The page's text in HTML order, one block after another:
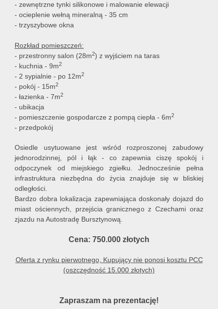
- zewnętrzne tynki silikonowe i malowanie elewacji
- ocieplenie wełną mineralną - 35 cm
- trzyszybowe okna
Rozkład pomieszczeń:
- przestronny salon (28m2) z wyjściem na taras
- kuchnia - 9m2
- 2 sypialnie - po 12m2
- pokój - 15m2
- łazienka - 7m2
- ubikacja
- pomieszczenie gospodarcze z pompą ciepła - 6m2
- przedpokój
Osiedle usytuowane jest wśród rozproszonej zabudowy
jednorodzinnej, pól i łąk - co zapewnia ciszę spokój i
odpoczynek od miejskiego zgiełku. Jednocześnie pełna
infrastruktura niezbędna do życia znajduje się w bliskiej
odległości.
Bardzo dobra lokalizacja zapewniająca doskonały dojazd do
miast ościennych, przejścia granicznego z Czechami oraz
zjazdu na Autostradę Bursztynową.
Cena: 750.000 złotych
Oferta z rynku pierwotnego, Kupujący nie ponosi kosztu PCC
(oszczędność 15.000 złotych)
Zapraszam na prezentację!